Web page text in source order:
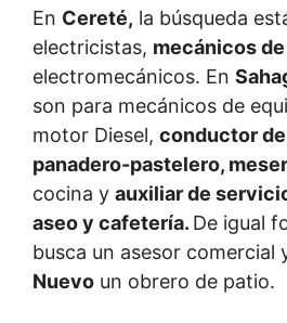
En Cereté, la búsqueda
electricistas, mecánicos
electromecánicos. En
son para mecánicos de
motor Diesel, conductor
panadero-pastelero,
cocina y auxiliar de
aseo y cafetería. De igual
busca un asesor comercial
Nuevo un obrero de patio.